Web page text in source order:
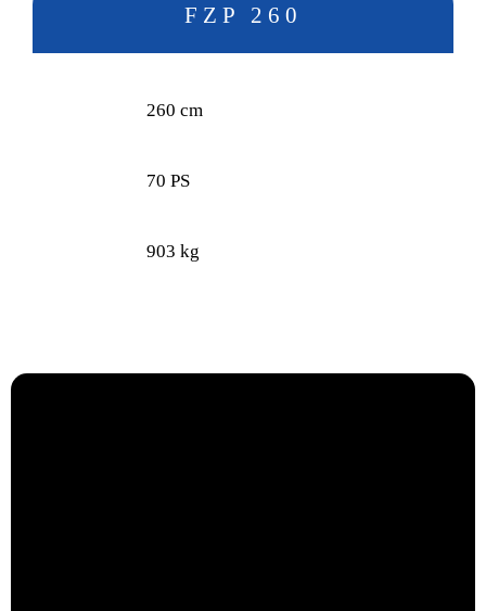
FZP 260
260 cm
70 PS
903 kg